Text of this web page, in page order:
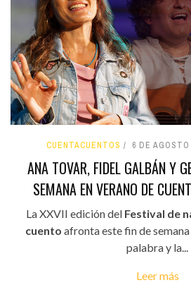
CUENTACUENTOS 6 DE AGOSTO
ANA TOVAR, FIDEL GALBÁN Y
SEMANA EN VERANO DE
La XXVII edición del Festival de
cuento afronta este fin de
palabra y la...
Leer más